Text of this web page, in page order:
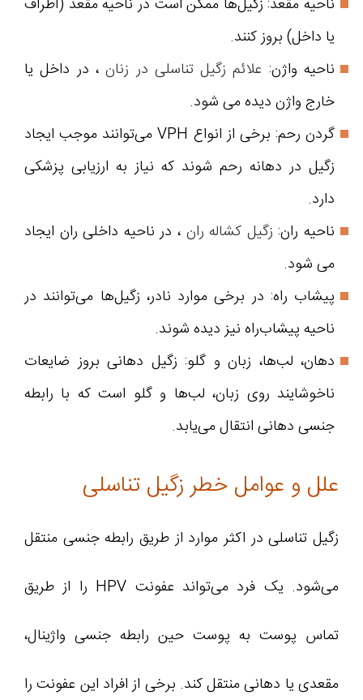
ناحیه مقعد: زگیل‌ها ممکن است در ناحیه مقعد (اطراف
یا داخل) بروز کنند.
ناحیه واژن: علائم زگیل تناسلی در زنان، در داخل یا
خارج واژن دیده می شود.
گردن رحم: برخی از انواع VPH می‌توانند موجب ایجاد
زگیل در دهانه رحم شوند که نیاز به ارزیابی پزشکی
دارد.
ناحیه ران: زگیل کشاله ران ، در ناحیه داخلی ران ایجاد
می شود.
پیشاب‌ راه: در برخی موارد نادر، زگیل‌ها می‌توانند در
ناحیه پیشاب‌راه نیز دیده شوند.
دهان، لب‌ها، زبان و گلو: زگیل دهانی بروز ضایعات
ناخوشایند روی زبان، لب‌ها و گلو است که با رابطه
جنسی دهانی انتقال می‌یابد.
علل و عوامل خطر زگیل تناسلی
زگیل تناسلی در اکثر موارد از طریق رابطه جنسی منتقل
می‌شود. یک فرد می‌تواند عفونت HPV را از طریق
تماس پوست به پوست حین رابطه جنسی واژینال،
مقعدی یا دهانی منتقل کند. برخی از افراد این عفونت را